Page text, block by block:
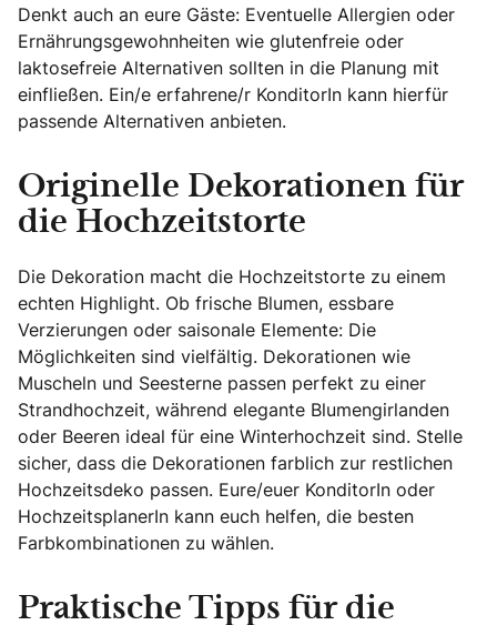
Denkt auch an eure Gäste: Eventuelle Allergien oder
Ernährungsgewohnheiten wie glutenfreie oder
laktosefreie Alternativen sollten in die Planung mit
einfließen. Ein/e erfahrene/r KonditorIn kann hierfür
passende Alternativen anbieten.
Originelle Dekorationen für
die Hochzeitstorte
Die Dekoration macht die Hochzeitstorte zu einem
echten Highlight. Ob frische Blumen, essbare
Verzierungen oder saisonale Elemente: Die
Möglichkeiten sind vielfältig. Dekorationen wie
Muscheln und Seesterne passen perfekt zu einer
Strandhochzeit, während elegante Blumengirlanden
oder Beeren ideal für eine Winterhochzeit sind. Stelle
sicher, dass die Dekorationen farblich zur restlichen
Hochzeitsdeko passen. Eure/euer KonditorIn oder
HochzeitsplanerIn kann euch helfen, die besten
Farbkombinationen zu wählen.
Praktische Tipps für die